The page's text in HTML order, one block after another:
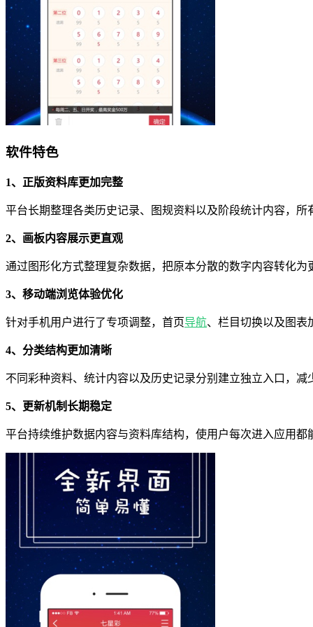
软件特色
1、正版资料库更加完整
平台长期整理各类历史记录、图规资料以及阶段统计内容，
2、画板内容展示更直观
通过图形化方式整理复杂数据，把原本分散的数字内容转化为
3、移动端浏览体验优化
针对手机用户进行了专项调整，首页导航、栏目切换以及图表
4、分类结构更加清晰
不同彩种资料、统计内容以及历史记录分别建立独立入口，
5、更新机制长期稳定
平台持续维护数据内容与资料库结构，使用户每次进入应用